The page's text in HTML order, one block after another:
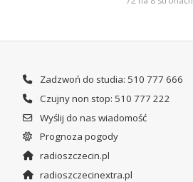
Zadzwoń do studia: 510 777 666
Czujny non stop: 510 777 222
Wyślij do nas wiadomość
Prognoza pogody
radioszczecin.pl
radioszczecinextra.pl